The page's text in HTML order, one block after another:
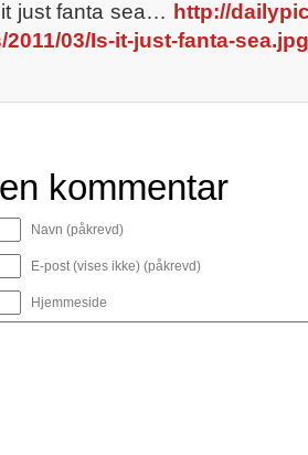
just fanta sea… http://
03/Is-it-just-fanta-sea.jpg
kommentar
Navn (påkrevd)
E-post (vises ikke) (påkrevd)
Hjemmeside